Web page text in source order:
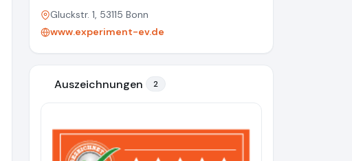
Gluckstr. 1, 53115 Bonn
www.experiment-ev.de
Auszeichnungen 2